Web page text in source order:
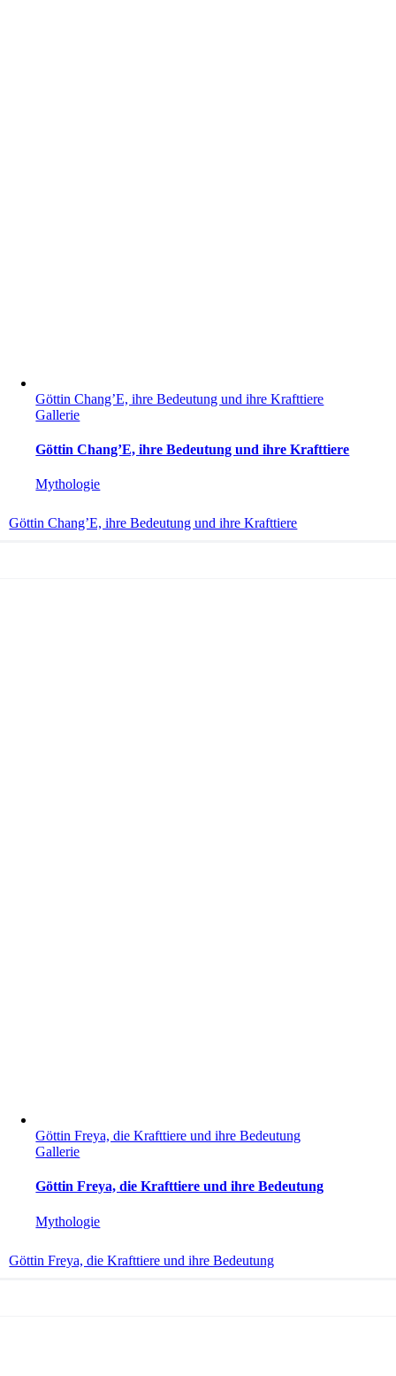
Göttin Chang’E, ihre Bedeutung und ihre Krafttiere
Gallerie
Göttin Chang’E, ihre Bedeutung und ihre Krafttiere
Mythologie
Göttin Chang’E, ihre Bedeutung und ihre Krafttiere
Göttin Freya, die Krafttiere und ihre Bedeutung
Gallerie
Göttin Freya, die Krafttiere und ihre Bedeutung
Mythologie
Göttin Freya, die Krafttiere und ihre Bedeutung